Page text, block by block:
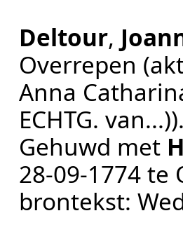
Deltour,
Overrepen
Anna
ECHTG. van...)).
Gehuwd met
28‑09‑1774te
brontekst: